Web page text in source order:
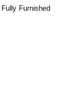
Furnished